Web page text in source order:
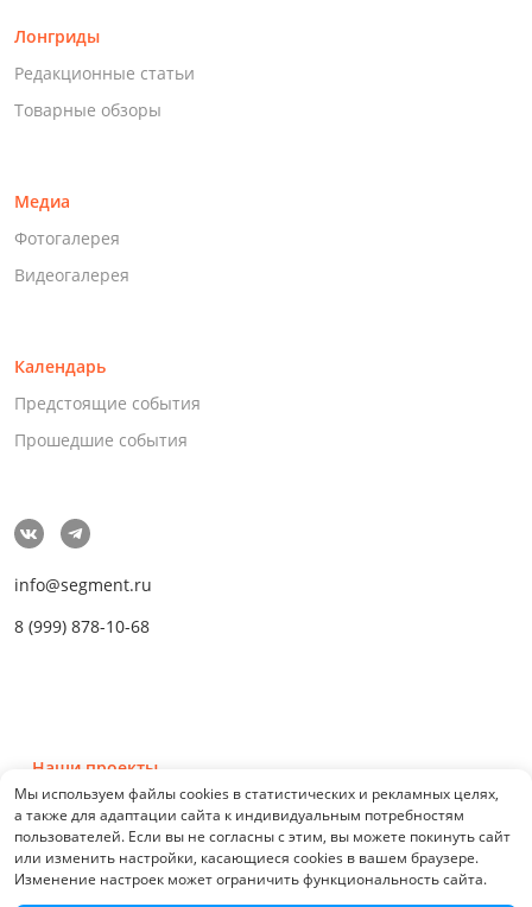
Лонгриды
Редакционные статьи
Товарные обзоры
Медиа
Фотогалерея
Видеогалерея
Календарь
Предстоящие события
Прошедшие события
info@segment.ru
8 (999) 878-10-68
Наши проекты
© 2026 СЕГМЕНТ. Все права защищены. 0.21076
Мы используем файлы cookies в статистических и рекламных целях,
а также для адаптации сайта к индивидуальным потребностям
пользователей. Если вы не согласны с этим, вы можете покинуть сайт
или изменить настройки, касающиеся cookies в вашем браузере.
Изменение настроек может ограничить функциональность сайта.